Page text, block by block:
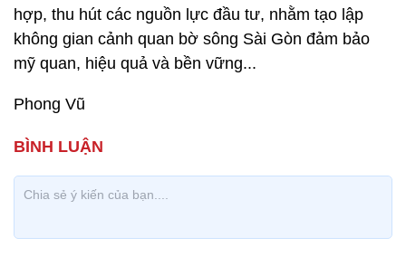
hợp, thu hút các nguồn lực đầu tư, nhằm tạo lập
không gian cảnh quan bờ sông Sài Gòn đảm bảo
mỹ quan, hiệu quả và bền vững...
Phong Vũ